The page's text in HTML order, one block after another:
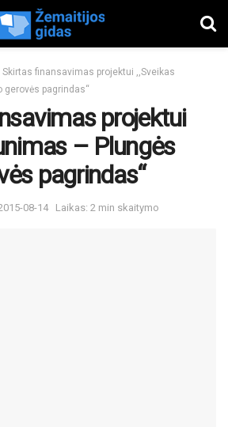
Skirtas finansavimas projektui ,,Sveikas
pagrindas“
projektui
– Plungės
pagrindas“
08-14 Laikas: 2 min skaitymo